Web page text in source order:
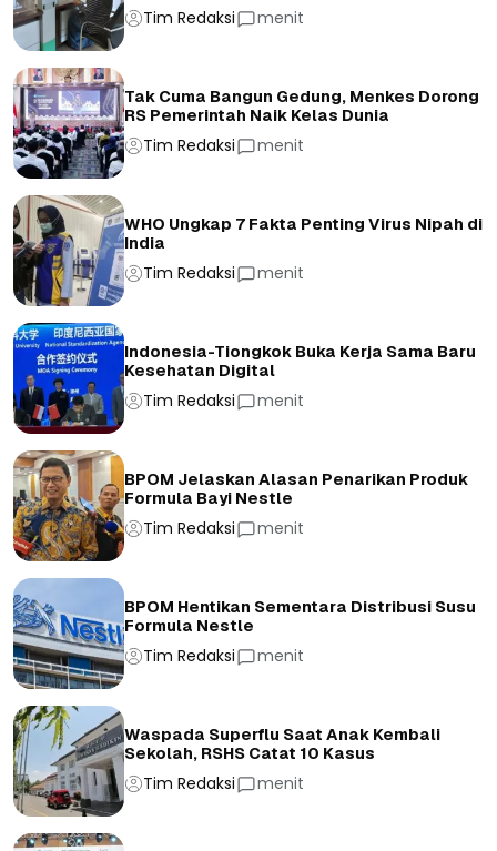
Tim Redaksi menit
Tak Cuma Bangun Gedung, Menkes Dorong
RS Pemerintah Naik Kelas Dunia
Tim Redaksi menit
WHO Ungkap 7 Fakta Penting Virus Nipah di
India
Tim Redaksi menit
Indonesia-Tiongkok Buka Kerja Sama Baru
Kesehatan Digital
Tim Redaksi menit
BPOM Jelaskan Alasan Penarikan Produk
Formula Bayi Nestle
Tim Redaksi menit
BPOM Hentikan Sementara Distribusi Susu
Formula Nestle
Tim Redaksi menit
Waspada Superflu Saat Anak Kembali
Sekolah, RSHS Catat 10 Kasus
Tim Redaksi menit